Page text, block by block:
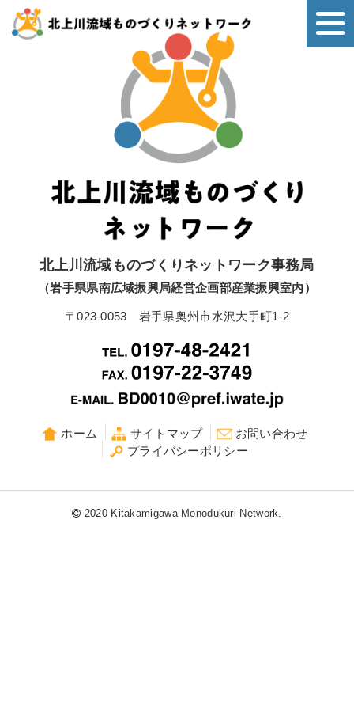
北上川流域ものづくりネットワーク事務局
（岩手県県南広域振興局経営企画部産業振興室内）
〒023-0053 岩手県奥州市水沢大手町1-2
ホーム サイトマップ
お問い合わせ
プライバシーポリシー
2020 Kitakamigawa Monodukuri Network.